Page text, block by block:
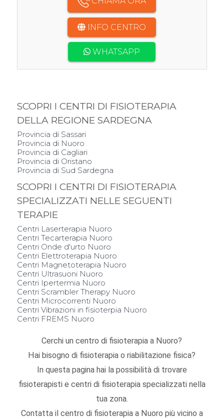
INFO CENTRO
WHATSAPP
SCOPRI I CENTRI DI FISIOTERAPIA
DELLA REGIONE SARDEGNA
Provincia di Sassari
Provincia di Nuoro
Provincia di Cagliari
Provincia di Oristano
Provincia di Sud Sardegna
SCOPRI I CENTRI DI FISIOTERAPIA
SPECIALIZZATI NELLE SEGUENTI
TERAPIE
Centri Laserterapia Nuoro
Centri Tecarterapia Nuoro
Centri Onde d'urto Nuoro
Centri Elettroterapia Nuoro
Centri Magnetoterapia Nuoro
Centri Ultrasuoni Nuoro
Centri Ipertermia Nuoro
Centri Scrambler Therapy Nuoro
Centri Microcorrenti Nuoro
Centri Vibrazioni in fisioterpia Nuoro
Centri FREMS Nuoro
Cerchi un centro di fisioterapia a Nuoro?
Hai bisogno di fisioterapia o riabilitazione fisica?
In questa pagina hai la possibilità di trovare
fisioterapisti e centri di fisioterapia specializzati nella
tua zona.
Contatta il centro di fisioterapia a Nuoro più vicino a